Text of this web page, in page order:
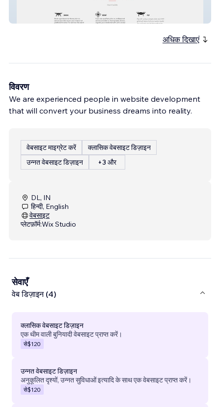
अधिक दिखाएं
विवरण
We are experienced people in website development
that will convert your business dreams into reality.
वेबसाइट माइग्रेट करें
क्लासिक वेबसाइट डिज़ाइन
उन्नत वेबसाइट डिज़ाइन
+3 और
DL, IN
हिन्दी, English
वेबसाइट
प्लेटफ़ॉर्म:Wix Studio
सेवाएँ
वेब डिज़ाइन (4)
क्लासिक वेबसाइट डिज़ाइन
एक थीम वाली बुनियादी वेबसाइट प्राप्त करें।
से$120
उन्नत वेबसाइट डिज़ाइन
अनुकूलित दृश्यों, उन्नत सुविधाओं इत्यादि के साथ एक वेबसाइट प्राप्त करें।
से$120